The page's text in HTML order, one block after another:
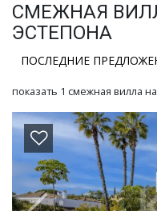
СМЕЖНАЯ
ЭСТЕПОНА
ПОСЛЕДНИЕ
показать 1 смежная вилла